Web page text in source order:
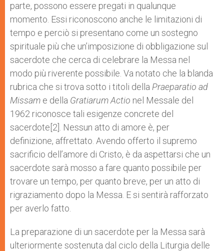
parte, possono essere pregati in qualunque
momento. Essi riconoscono anche le limitazioni di
tempo e perciò si presentano come un sostegno
spirituale più che un’imposizione di obbligazione sul
sacerdote che cerca di celebrare la Messa nel
modo più riverente possibile. Va notato che la blanda
rubrica che si trova sotto i titoli della Praeparatio ad
Missam e della Gratiarum Actio nel Messale del
1962 riconosce tali esigenze concrete del
sacerdote[2]. Nessun atto di amore è, per
definizione, affrettato. Avendo offerto il supremo
sacrificio dell’amore di Cristo, è da aspettarsi che un
sacerdote sarà mosso a fare quanto possibile per
trovare un tempo, per quanto breve, per un atto di
rigraziamento dopo la Messa. E si sentirà rafforzato
per averlo fatto.
La preparazione di un sacerdote per la Messa sarà
ulteriormente sostenuta dal ciclo della Liturgia delle